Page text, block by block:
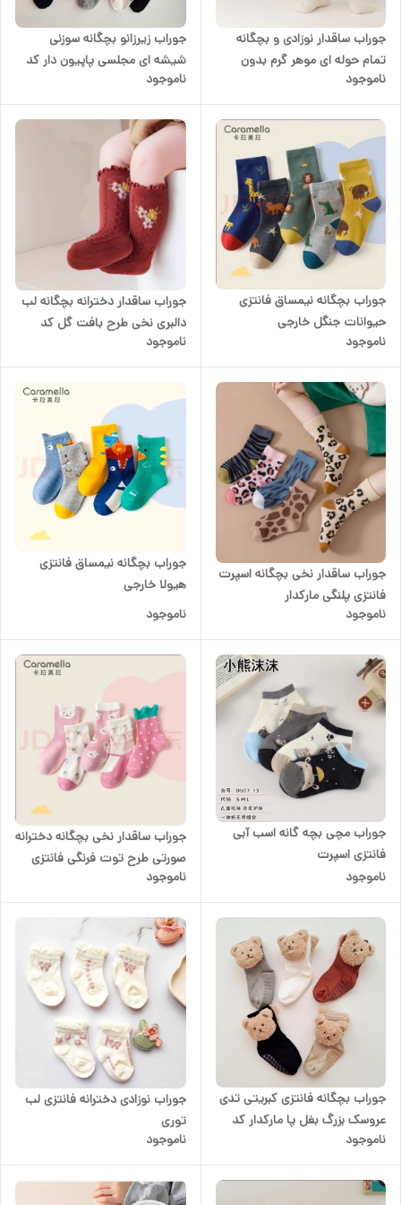
جوراب ساقدار نوزادی و بچگانه
تمام حوله ای موهر گرم بدون
پاشنه فری سایز مناسب ۱ تا ۴سال
ناموجود
جوراب زیرزانو بچگانه سوزنی
شیشه ای مجلسی پاپیون دار کد
g1104
ناموجود
جوراب بچگانه نیمساق فانتزی
حیوانات جنگل خارجی
ناموجود
جوراب ساقدار دخترانه بچگانه لب
دالبری نخی طرح بافت گل کد
۱۰۱۲۱
ناموجود
جوراب ساقدار نخی بچگانه اسپرت
فانتزی پلنگی مارکدار
ناموجود
جوراب بچگانه نیمساق فانتزی
هیولا خارجی
ناموجود
جوراب مچی بچه گانه اسب آبی
فانتزی اسپرت
ناموجود
جوراب ساقدار نخی بچگانه دخترانه
صورتی طرح توت فرنگی فانتزی
ناموجود
جوراب بچگانه فانتزی کبریتی تدی
عروسک بزرگ بغل پا مارکدار کد
۱۰۱۱۱
ناموجود
جوراب نوزادی دخترانه فانتزی لب
توری
ناموجود